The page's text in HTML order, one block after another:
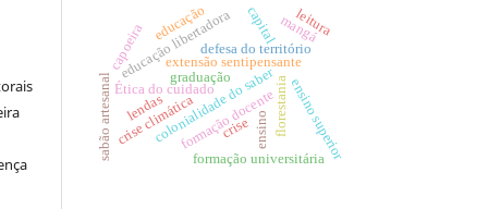
extensão sentipensante
colonialidade do saber
educação libertadora
florestania
Ética do cuidadoformação docente ensino superior
defesa do território
crise climática crise
capital
formação universitária
ensino
graduação
educação mangá
leitura
capoeira
lendas
sabão artesanal